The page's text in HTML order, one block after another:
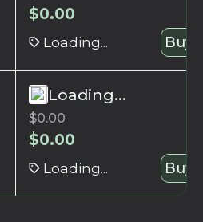
$0.00
Loading... Buy
Loading...
$0.00
$0.00
Loading... Buy